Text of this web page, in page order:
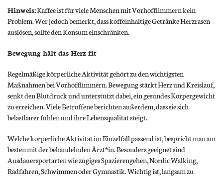
Hinweis:Kaffee ist für viele Menschen mit Vorhofflimmern kein
Problem. Wer jedoch bemerkt, dass koffeinhaltige Getränke Herzrasen
auslösen, sollte den Konsum einschränken.
Bewegung hält das Herz fit
Regelmäßige körperliche Aktivität gehört zu den wichtigsten
Maßnahmen bei Vorhofflimmern. Bewegung stärkt Herz und Kreislauf,
senkt den Blutdruck und unterstützt dabei, ein gesundes Körpergewicht
zu erreichen. Viele Betroffene berichten außerdem, dass sie sich
belastbarer fühlen und ihre Lebensqualität steigt.
Welche körperliche Aktivität im Einzelfall passend ist, bespricht man am
besten mit der behandelnden Ärzt*in. Besonders geeignet sind
Ausdauersportarten wie zügiges Spazierengehen, Nordic Walking,
Radfahren, Schwimmen oder Gymnastik. Wichtig ist, langsam zu